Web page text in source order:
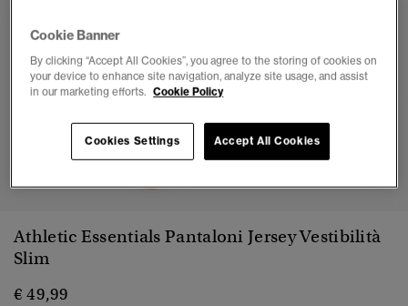
1 2 3 4 5 6
Athletic Essentials Pantaloni Jersey Vestibilità
Slim
€ 49,99
Cookie Banner
By clicking “Accept All Cookies”, you agree to the storing of cookies on
your device to enhance site navigation, analyze site usage, and assist
in our marketing efforts. Cookie Policy
Cookies Settings Accept All Cookies